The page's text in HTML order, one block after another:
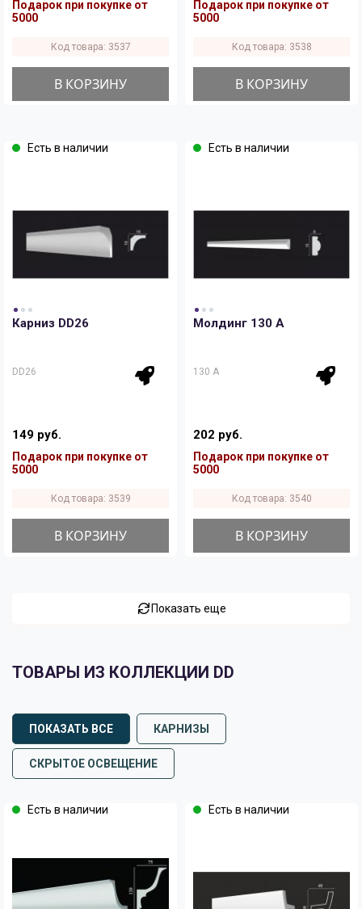
Подарок при покупке от
5000
Код товара: 3537
В КОРЗИНУ
Подарок при покупке от
5000
Код товара: 3538
В КОРЗИНУ
Есть в наличии
Карниз DD26
DD26
149 руб.
Подарок при покупке от
5000
Код товара: 3539
В КОРЗИНУ
Есть в наличии
Молдинг 130 A
130 A
202 руб.
Подарок при покупке от
5000
Код товара: 3540
В КОРЗИНУ
Показать еще
ТОВАРЫ ИЗ КОЛЛЕКЦИИ DD
ПОКАЗАТЬ ВСЕ КАРНИЗЫ
СКРЫТОЕ ОСВЕЩЕНИЕ
Есть в наличии Есть в наличии